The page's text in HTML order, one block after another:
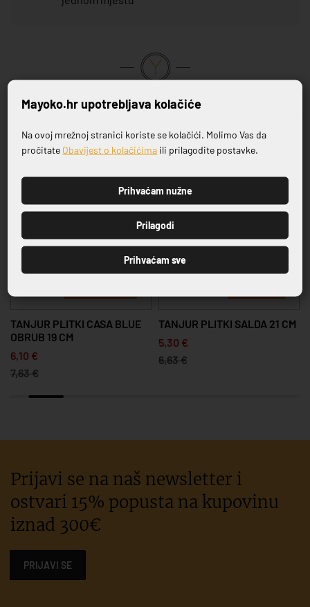
Povezani proizvodi
TANJUR PLITKI CASA BLUE
OBRUB 19 CM
6,10 €
7,63 €
-20%
TANJUR PLITKI SALDA 21 CM
5,30 €
6,63 €
Prijavi se na naš newsletter i
ostvari 15% popusta na kupovinu
iznad 300€
PRIJAVI SE
Prijavite se na naš newsletter
PRIJAVI SE
Mayoko.hr upotrebljava kolačiće
Na ovoj mrežnoj stranici koriste se kolačići. Molimo Vas da
pročitate Obavijest o kolačićima ili prilagodite postavke.
Prihvaćam nužne
Prilagodi
Prihvaćam sve